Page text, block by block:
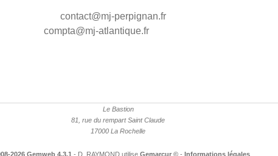
: contact@mj-perpignan.fr
atlantique.fr
Le Bastion
81, rue du rempart Saint Claude
17000 La Rochelle
2026 Gemweb 4.3.1 - D. RAYMOND utilise Gemarcur © - Informations légales